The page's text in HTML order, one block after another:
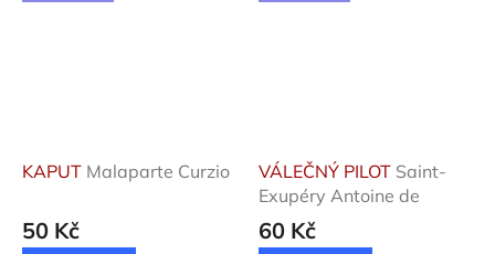
KAPUT Malaparte Curzio
50 Kč
VÁLEČNÝ PILOT Saint-
Exupéry Antoine de
60 Kč